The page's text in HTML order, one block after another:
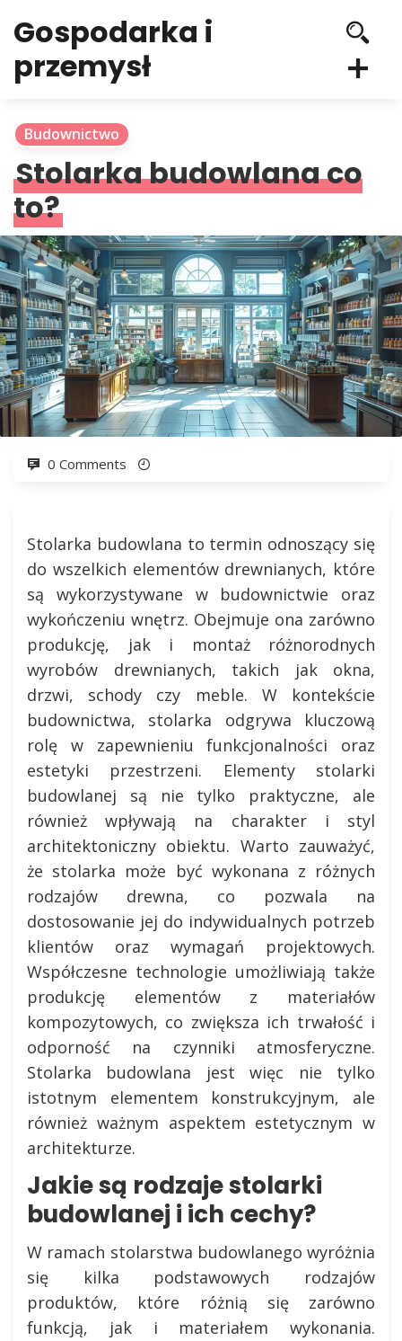
Gospodarka i
przemysł
Budownictwo
Stolarka budowlana co
to?
0 Comments
Stolarka budowlana to termin odnoszący się
do wszelkich elementów drewnianych, które
są wykorzystywane w budownictwie oraz
wykończeniu wnętrz. Obejmuje ona zarówno
produkcję, jak i montaż różnorodnych
wyrobów drewnianych, takich jak okna,
drzwi, schody czy meble. W kontekście
budownictwa, stolarka odgrywa kluczową
rolę w zapewnieniu funkcjonalności oraz
estetyki przestrzeni. Elementy stolarki
budowlanej są nie tylko praktyczne, ale
również wpływają na charakter i styl
architektoniczny obiektu. Warto zauważyć,
że stolarka może być wykonana z różnych
rodzajów drewna, co pozwala na
dostosowanie jej do indywidualnych potrzeb
klientów oraz wymagań projektowych.
Współczesne technologie umożliwiają także
produkcję elementów z materiałów
kompozytowych, co zwiększa ich trwałość i
odporność na czynniki atmosferyczne.
Stolarka budowlana jest więc nie tylko
istotnym elementem konstrukcyjnym, ale
również ważnym aspektem estetycznym w
architekturze.
Jakie są rodzaje stolarki
budowlanej i ich cechy?
W ramach stolarstwa budowlanego wyróżnia
się kilka podstawowych rodzajów
produktów, które różnią się zarówno
funkcją, jak i materiałem wykonania.